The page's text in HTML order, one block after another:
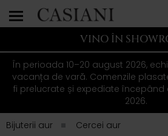
VINO ÎN
În perioada 10–20 august 2026,
vacanța de vară. Comenzile
fi prelucrate și expediate începând
2026.
Bijuterii aur
Cercei aur